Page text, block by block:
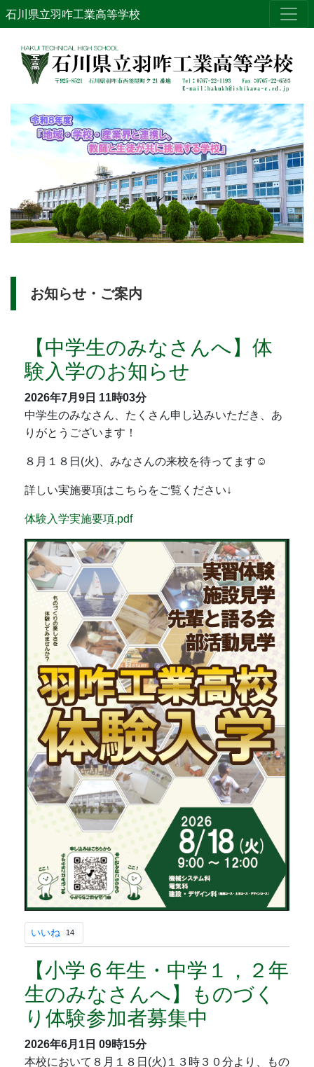
石川県立羽咋工業高等学校
お知らせ・ご案内
【中学生のみなさんへ】体
験入学のお知らせ
2026年7月9日 11時03分
中学生のみなさん、たくさん申し込みいただき、あ
りがとうございます！
８月１８日(火)、みなさんの来校を待ってます☺
詳しい実施要項はこちらをご覧ください↓
体験入学実施要項.pdf
いいね 14
【小学６年生・中学１，２年
生のみなさんへ】ものづく
り体験参加者募集中
2026年6月1日 09時15分
本校において８月１８日(火)１３時３０分より、もの